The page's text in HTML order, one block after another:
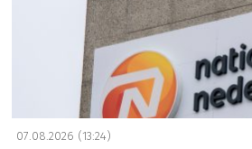
07.08.2026 (13:24)